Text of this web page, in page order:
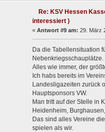
Re: KSV Hessen
interessiert )
« Antwort #9 am: 29. März
Da die Tabellensituation
Nebenkriegsschauplätze.
Alles wie immer, der
Ich habs bereits im
Landesligazeiten zurück
Hauptsponsors VW.
Man tritt auf der Stelle in
Heidenheim,
Das sind alles Vereine
spielen als wir.